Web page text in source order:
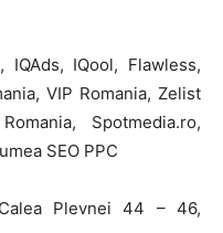
IQool, Flawless,
VIP Romania, Zelist
Spotmedia.ro,
SEO PPC
Plevnei 44 – 46,